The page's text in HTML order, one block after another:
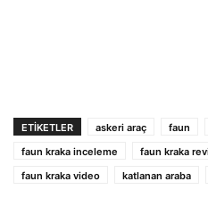
ETIKETLER askeri araç faun
faun kraka inceleme
faun kraka
faun kraka video
katlanan araba